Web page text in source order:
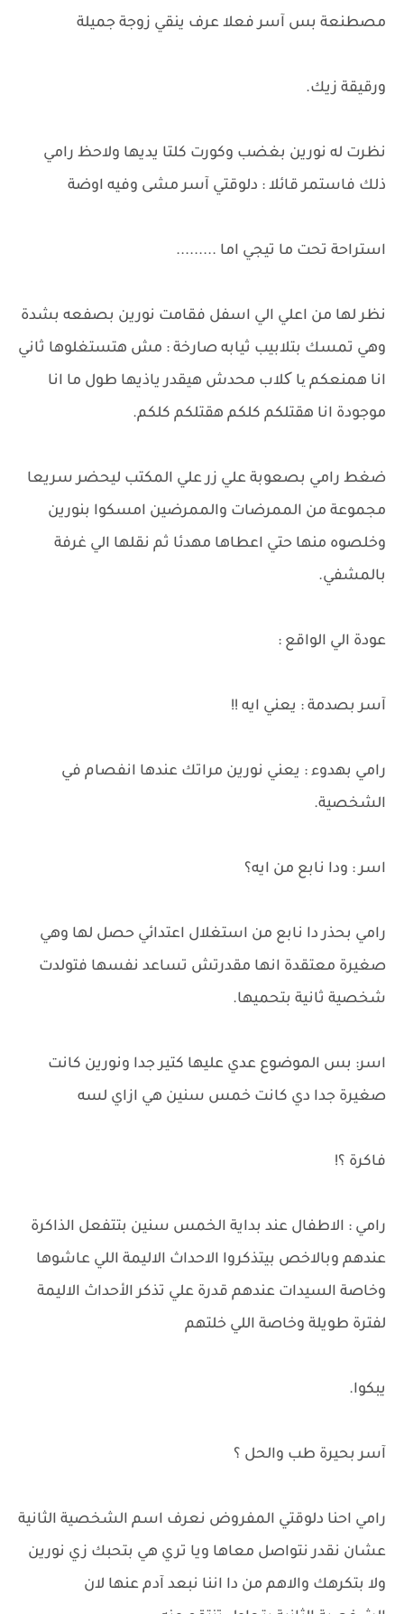
مصطنعة بس آسر فعلا عرف ينقي زوجة جميلة
ورقيقة زيك.
نظرت له نورين بغضب وكورت كلتا يديها ولاحظ رامي
ذلك فاستمر قائلا : دلوقتي آسر مشى وفيه اوضة
استراحة تحت ما تيجي اما .........
نظر لها من اعلي الي اسفل فقامت نورين بصفعه بشدة
وهي تمسك بتلابيب ثيابه صارخة : مش هتستغلوها ثاني
انا همنعكم یا کلاب محدش هيقدر ياذيها طول ما انا
موجودة انا هقتلكم كلكم هقتلكم كلكم.
ضغط رامي بصعوبة علي زر علي المكتب ليحضر سريعا
مجموعة من الممرضات والممرضين امسكوا بنورين
وخلصوه منها حتي اعطاها مهدئا ثم نقلها الي غرفة
بالمشفي.
عودة الي الواقع :
آسر بصدمة : يعني ايه !!
رامي بهدوء : يعني نورين مراتك عندها انفصام في
الشخصية.
اسر : ودا نابع من ايه؟
رامي بحذر دا نابع من استغلال اعتدائي حصل لها وهي
صغيرة معتقدة انها مقدرتش تساعد نفسها فتولدت
شخصية ثانية بتحميها.
اسر: بس الموضوع عدي عليها كتير جدا ونورين كانت
صغيرة جدا دي كانت خمس سنين هي ازاي لسه
فاكرة ؟!
رامي : الاطفال عند بداية الخمس سنين بتتفعل الذاكرة
عندهم وبالاخص بيتذكروا الاحداث الاليمة اللي عاشوها
وخاصة السيدات عندهم قدرة علي تذكر الأحداث الاليمة
لفترة طويلة وخاصة اللي خلتهم
يبكوا.
آسر بحيرة طب والحل ؟
رامي احنا دلوقتي المفروض نعرف اسم الشخصية الثانية
عشان نقدر نتواصل معاها ويا تري هي بتحبك زي نورين
ولا بتكرهك والاهم من دا اننا نبعد آدم عنها لان